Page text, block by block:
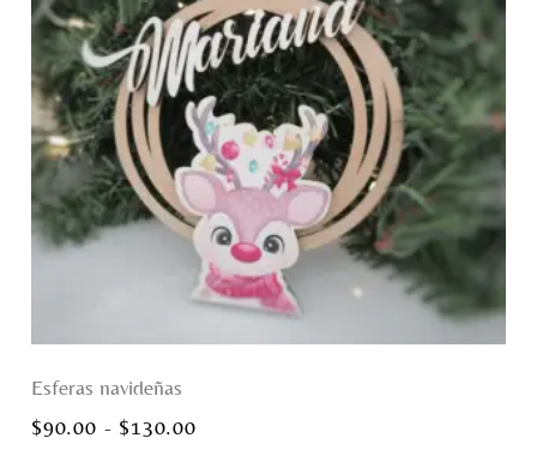
Esferas navideñas
$90.00 - $130.00